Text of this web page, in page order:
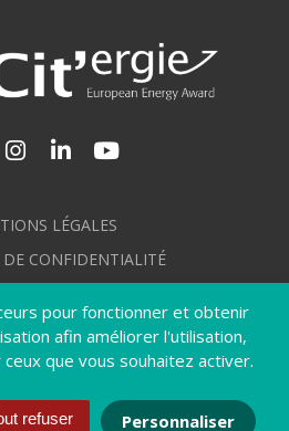
pour fonctionner et obtenir
afin améliorer l'utilisation,
que vous souhaitez activer.
refuser Personnaliser
vers le compte Facebook
Lien vers le compte Instagram
Lien vers le compte
LÉGALES
CONFIDENTIALITÉ
DU SITE
CRÉDITS
: NON CONFORME